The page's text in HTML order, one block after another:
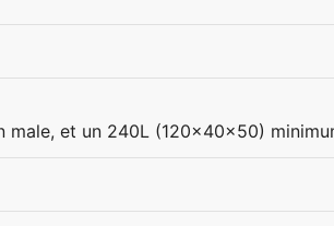
et un 240L (120x40x50)